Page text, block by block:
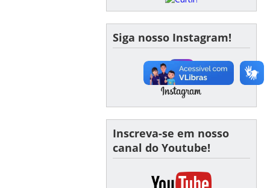
Siga nosso Instagram!
Inscreva-se em nosso
canal do Youtube!